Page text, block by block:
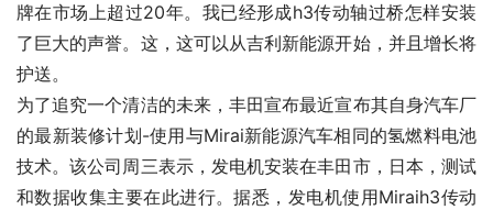
牌在市场上超过20年。我已经形成h3传动轴过桥怎样安装
了巨大的声誉。这，这可以从吉利新能源开始，并且增长将
护送。
为了追究一个清洁的未来，丰田宣布最近宣布其自身汽车厂
的最新装修计划-使用与Mirai新能源汽车相同的氢燃料电池
技术。该公司周三表示，发电机安装在丰田市，日本，测试
和数据收集主要在此进行。据悉，发电机使用Miraih3传动